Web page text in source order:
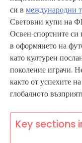
си в международни
Световни купи на
Освен спортните си
в оформянето на
като културен
поколение играчи.
както от успехите
глобалното
Key sections